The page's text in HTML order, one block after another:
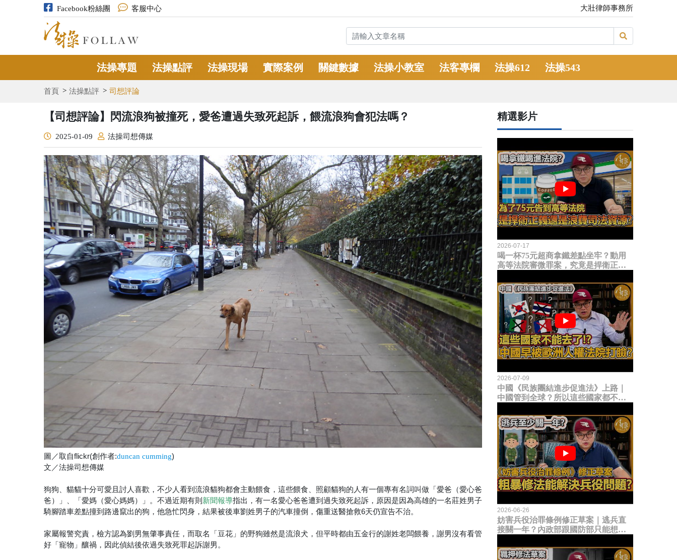
Facebook粉絲團 客服中心 大壯律師事務所
法操專題 法操點評 法操現場 實際案例 關鍵數據 法操小教室 法客專欄 法操612 法操543
首頁 法操點評 司想評論
【司想評論】閃流浪狗被撞死，愛爸遭過失致死起訴，餵流浪狗會犯法嗎？
2025-01-09 法操司想傳媒
圖／取自flickr(創作者:duncan cumming)
文／法操司想傳媒
狗狗、貓貓十分可愛且討人喜歡，不少人看到流浪貓狗都會主動餵食，這些餵食、照顧貓狗的人有一個專有名詞叫做「愛爸（愛心爸
爸）」、「愛媽（愛心媽媽）」。不過近期有則 新聞報導指出，有一名愛心爸爸遭到過失致死起訴，原因是因為高雄的一名莊姓男子
騎腳踏車差點撞到路邊竄出的狗，他急忙閃身，結果被後車劉姓男子的汽車撞倒，傷重送醫搶救6天仍宣告不治。
家屬報警究責，檢方認為劉男無肇事責任，而取名「豆花」的野狗雖然是流浪犬，但平時都由五金行的謝姓老闆餵養，謝男沒有看管
好「寵物」釀禍，因此偵結後依過失致死罪起訴謝男。
精選影片
2026-07-17
喝一杯75元超商拿鐵差點坐牢？動用
高等法院審微罪案，究竟是捍衛正義
2026-07-09
中國《民族團結進步促進法》上路｜
中國管到全球？所以這些國家都不能
臉？
2026-06-26
妨害兵役治罪條例修正草案｜逃兵直
接關一年？內政部跟國防部只能想到
題？